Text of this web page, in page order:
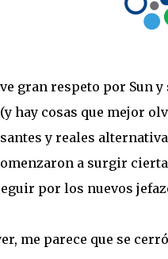
gran respeto por Sun
hay cosas que mejor
y reales
a surgir
por los nuevos
me parece que se